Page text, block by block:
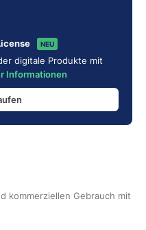
NEU
digitale Produkte mit
Informationen
kommerziellen Gebrauch mit